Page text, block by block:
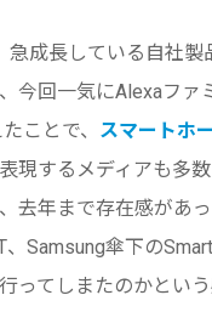
急成長している自社製
今回一気にAlexaファ
ことで、 スマートホ
現するメディアも多
去年まで存在感があ
、Samsung傘下の
ってしまたのかとい